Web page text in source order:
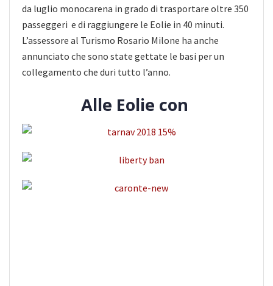
da luglio monocarena in grado di trasportare oltre 350
passeggeri e di raggiungere le Eolie in 40 minuti.
L’assessore al Turismo Rosario Milone ha anche
annunciato che sono state gettate le basi per un
collegamento che duri tutto l’anno.
Alle Eolie con